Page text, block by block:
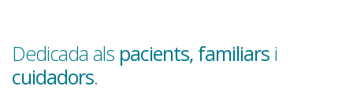
Dedicada als pacients, familiars i
cuidadors.